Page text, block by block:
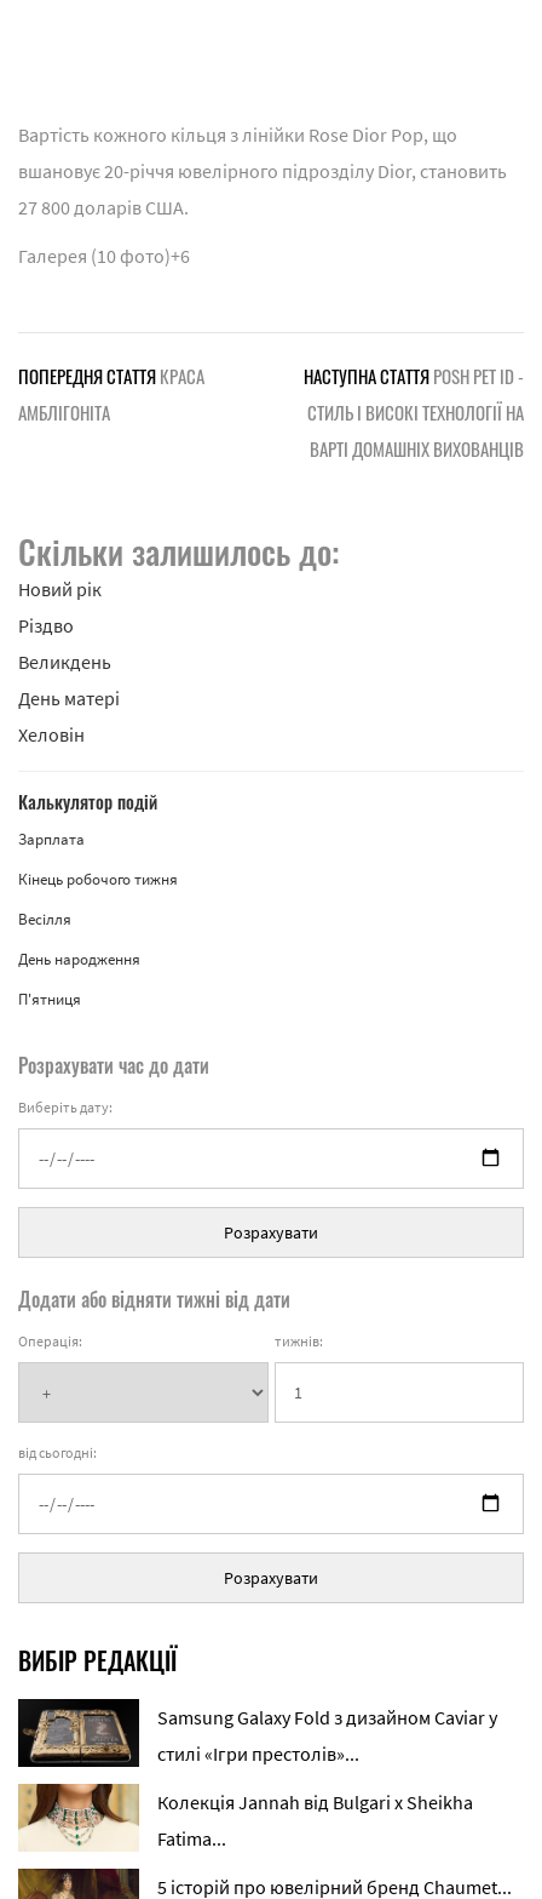
Вартість кожного кільця з лінійки Rose Dior Pop, що
вшановує 20-річчя ювелірного підрозділу Dior, становить
27 800 доларів США.
Галерея (10 фото)+6
ПОПЕРЕДНЯ СТАТТЯКРАСА
АМБЛІГОНІТА
НАСТУПНА СТАТТЯPOSH PET ID -
СТИЛЬ І ВИСОКІ ТЕХНОЛОГІЇ НА
ВАРТІ ДОМАШНІХ ВИХОВАНЦІВ
Скільки залишилось до:
Новий рік
Різдво
Великдень
День матері
Хеловін
Калькулятор подій
Зарплата
Кінець робочого тижня
Весілля
День народження
П'ятниця
Розрахувати час до дати
Виберіть дату:
Розрахувати
Додати або відняти тижні від дати
Операція: тижнів:
від сьогодні:
Розрахувати
ВИБІР РЕДАКЦІЇ
Samsung Galaxy Fold з дизайном Caviar у
стилі «Ігри престолів»...
Колекція Jannah від Bulgari x Sheikha
Fatima...
5 історій про ювелірний бренд Chaumet...